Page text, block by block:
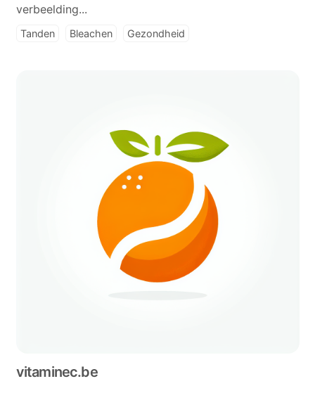
verbeelding...
Tanden Bleachen Gezondheid
vitaminec.be